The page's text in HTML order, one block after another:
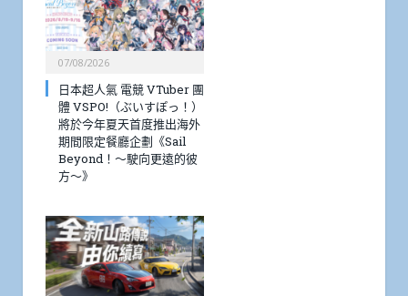
07/08/2026
日本超人氣 電競 VTuber 團
體 VSPO!（ぶいすぽっ！）
將於今年夏天首度推出海外
期間限定餐廳企劃《Sail
Beyond！～駛向更遠的彼
方～》